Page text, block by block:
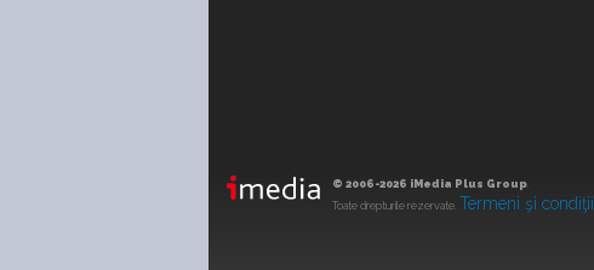
© 2006-2026 iMedia Plus Group.
Toate drepturile rezervate. Termeni şi condiţii